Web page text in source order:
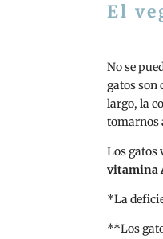
El
No se
gatos son
largo, la
tomarnos
Los gatos
vitamina
*La
**Los